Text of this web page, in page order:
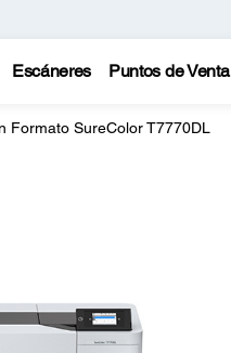
Escáneres Puntos de Venta
Formato SureColor T7770DL